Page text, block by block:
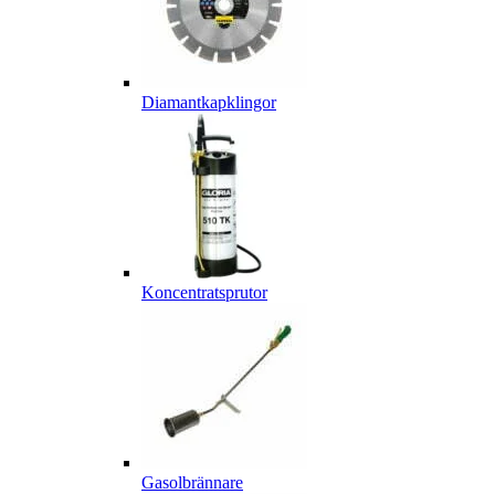
Diamantkapklingor
Koncentratsprutor
Gasolbrännare